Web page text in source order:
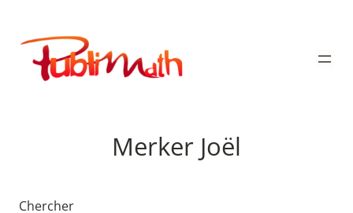
contenu
Publimath
Merker Joël
Chercher